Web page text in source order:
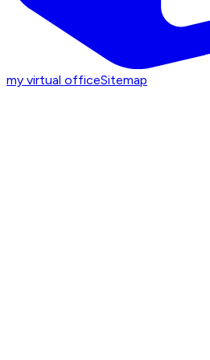
my virtual officeSitemap